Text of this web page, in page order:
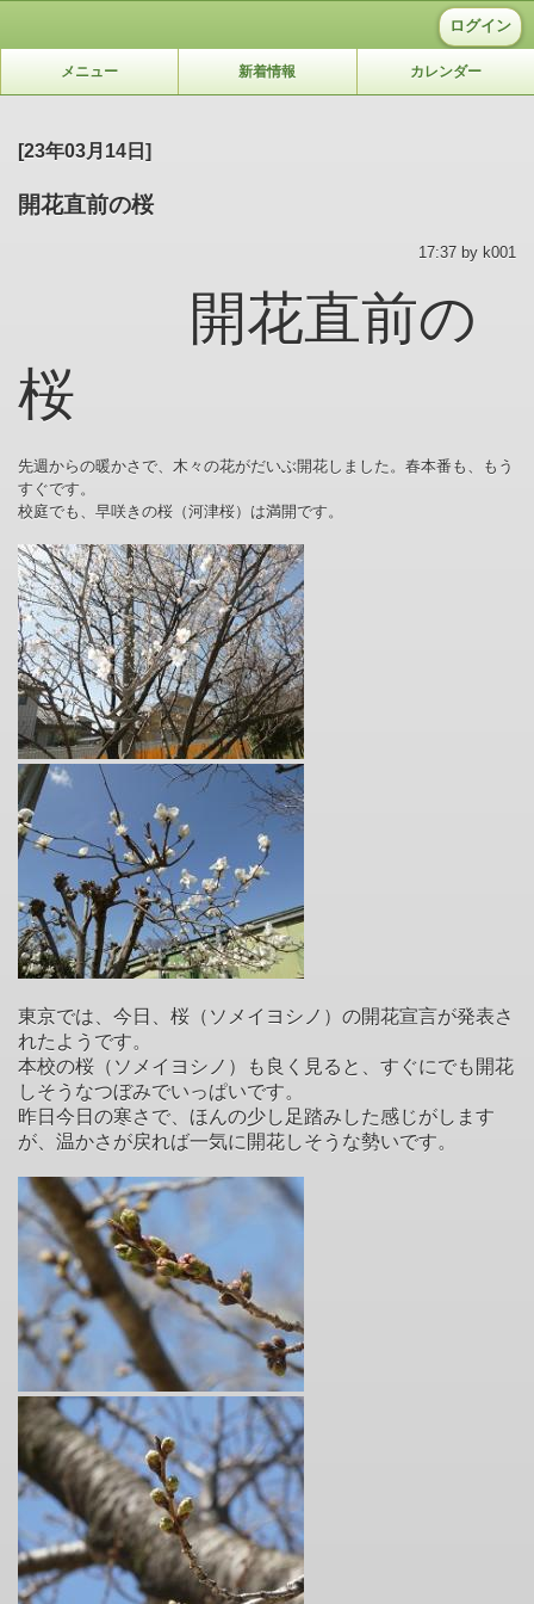
ログイン
メニュー 新着情報 カレンダー
[23年03月14日]
開花直前の桜
17:37 by k001
開花直前の
桜
先週からの暖かさで、木々の花がだいぶ開花しました。春本番も、もう
すぐです。
校庭でも、早咲きの桜（河津桜）は満開です。
東京では、今日、桜（ソメイヨシノ）の開花宣言が発表さ
れたようです。
本校の桜（ソメイヨシノ）も良く見ると、すぐにでも開花
しそうなつぼみでいっぱいです。
昨日今日の寒さで、ほんの少し足踏みした感じがします
が、温かさが戻れば一気に開花しそうな勢いです。